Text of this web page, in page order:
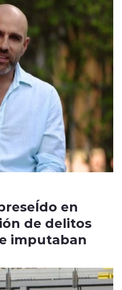
en
de delitos
imputaban